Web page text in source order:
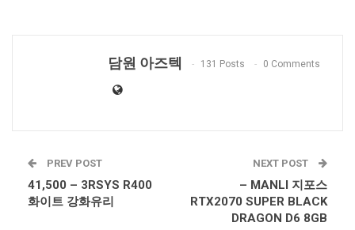
담원 아즈텍 131 Posts 0 Comments
PREV POST
41,500 – 3RSYS R400
화이트 강화유리
NEXT POST
– MANLI 지포스
RTX2070 SUPER BLACK
DRAGON D6 8GB